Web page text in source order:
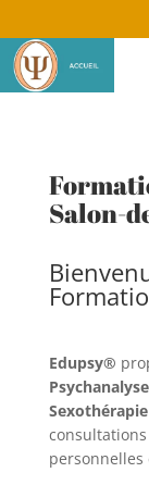
Salon-
Edupsy®